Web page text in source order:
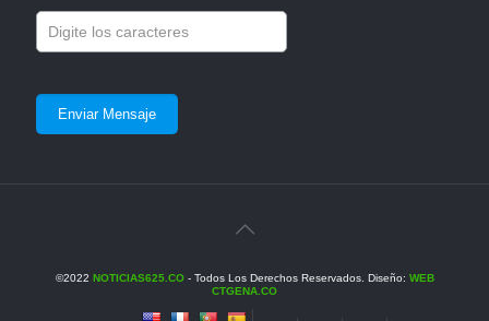
©2022 NOTICIAS625.CO- Todos Los Derechos Reservados. Diseño: WEB
CTGENA.CO